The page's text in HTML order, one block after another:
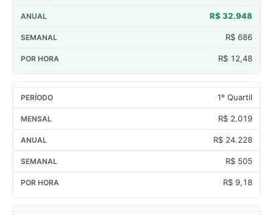
R$ 32.948
R$ 686
R$ 12,48
1º Quartil
R$ 2.019
R$ 24.228
R$ 505
R$ 9,18